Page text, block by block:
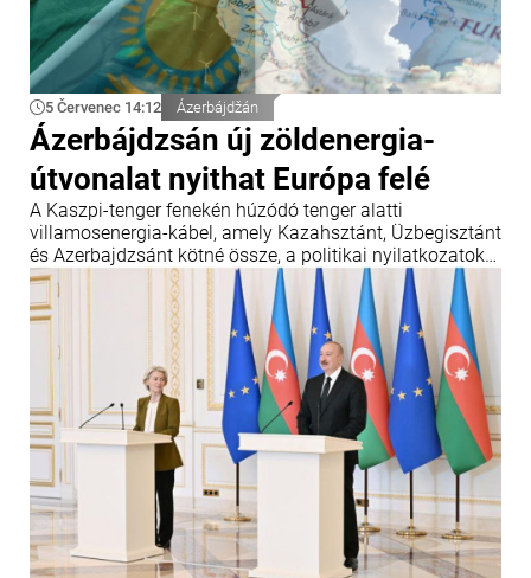
5 Červenec 14:12 Ázerbájdžán
Ázerbájdzsán új zöldenergia-
útvonalat nyithat Európa felé
A Kaszpi-tenger fenekén húzódó tenger alatti
villamosenergia-kábel, amely Kazahsztánt, Üzbegisztánt
és Azerbajdzsánt kötné össze, a politikai nyilatkozatok
szintjéről a mérnöki tervezés szakaszába lépett.